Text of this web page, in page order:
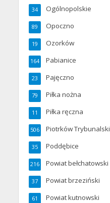
Ogólnopolskie
34
Opoczno
89
Ozorków
19
Pabianice
164
Pajęczno
23
Piłka nożna
79
Piłka ręczna
11
Piotrków Trybunalski
506
Poddębice
35
Powiat bełchatowski
216
Powiat brzeziński
37
Powiat kutnowski
61